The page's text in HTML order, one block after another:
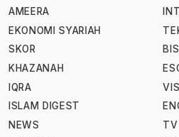
AMEERA
EKONOMI SYARIAH
SKOR
KHAZANAH
IQRA
ISLAM DIGEST
NEWS
TV